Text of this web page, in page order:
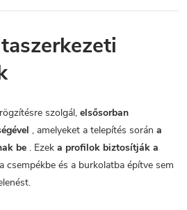
szolgál, elsősorban
, amelyeket a telepítés során a
be . Ezek a profilok biztosítják a
csempékbe és a burkolatba építve sem